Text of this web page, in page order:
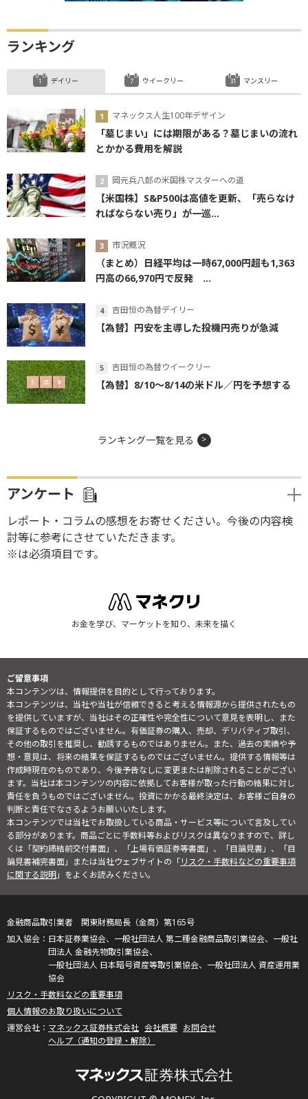
ランキング
デイリー
マネックス人生100年デザイン
「墓じまい」には期限がある？墓じまいの流れ
とかかる費用を解説
岡元兵八郎の米国株マスターへの道
【米国株】S&P500は高値を更新、「売らなけ
ればならない売り」が一巡...
市況概況
（まとめ）日経平均は一時67,000円超も1,363
円高の66,970円で反発 ...
吉田恒の為替デイリー
【為替】円安を主導した投機円売りが急減
吉田恒の為替ウイークリー
【為替】8/10～8/14の米ドル／円を予想する
ウイークリー マンスリー
ランキング一覧を見る
アンケート
レポート・コラムの感想をお寄せください。今後の内容検
討等に参考にさせていただきます。
※は必須項目です。
お金を学び、マーケットを知り、未来を描く
ご留意事項
本コンテンツは、情報提供を目的として行っております。
本コンテンツは、当社や当社が信頼できると考える情報源から提供されたもの
を提供していますが、当社はその正確性や完全性について意見を表明し、また
保証するものではございません。有価証券の購入、売却、デリバティブ取引、
その他の取引を推奨し、勧誘するものではありません。また、過去の実績や予
想・意見は、将来の結果を保証するものではございません。提供する情報等は
作成時現在のものであり、今後予告なしに変更または削除されることがござい
ます。当社は本コンテンツの内容に依拠してお客様が取った行動の結果に対し
責任を負うものではございません。投資にかかる最終決定は、お客様ご自身の
判断と責任でなさるようお願いいたします。
本コンテンツでは当社でお取扱している商品・サービス等について言及してい
る部分があります。商品ごとに手数料等およびリスクは異なりますので、詳し
くは「契約締結前交付書面」、「上場有価証券等書面」、「目論見書」、「目
論見書補完書面」または当社ウェブサイトの「リスク・手数料などの重要事項
に関する説明」をよくお読みください。
金融商品取引業者 関東財務局長（金商）第165号
日本証券業協会、一般社団法人 第二種金融商品取引業協会、一般社
団法人 金融先物取引業協会、
一般社団法人 日本暗号資産等取引業協会、一般社団法人 資産運用業
協会
リスク・手数料などの重要事項
個人情報のお取り扱いについて
マネックス証券株式会社 会社概要 お問合せ
ヘルプ（通知の登録・解除）